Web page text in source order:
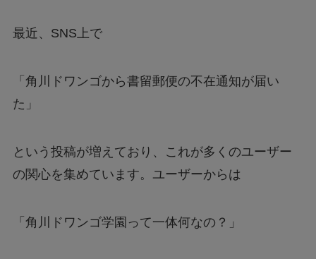
【漫画】ツンデレ暴力ヒロインを真の暴力でわ
最近、SNS上で
「角川ドワンゴから書留郵便の不在通知が届い
た」
という投稿が増えており、これが多くのユーザー
の関心を集めています。ユーザーからは
「角川ドワンゴ学園って一体何なの？」